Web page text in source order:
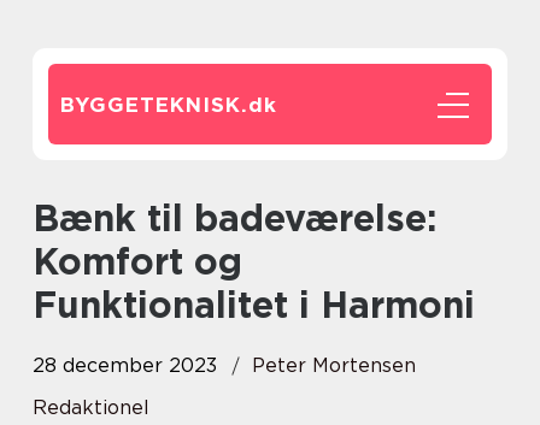
BYGGETEKNISK.dk
Bænk til badeværelse:
Komfort og
Funktionalitet i Harmoni
28 december 2023
Peter Mortensen
Redaktionel